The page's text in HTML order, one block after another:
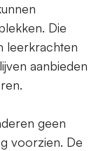
Die
leerkrachten
aanbieden
geen
voorzien. De